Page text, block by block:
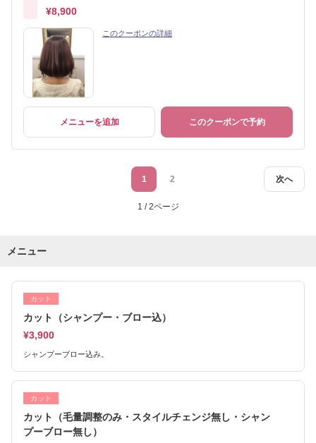
¥8,900
このクーポンの詳細
メニューを追加 このクーポンで予約
次へ
1 2
1 / 2ページ
メニュー
カット
カット（シャンプー・ブロー込）
¥3,900
シャンプーブロー込み。
カット
カット（毛量調整のみ・スタイルチェンジ無し・シャン
プーブロー無し）